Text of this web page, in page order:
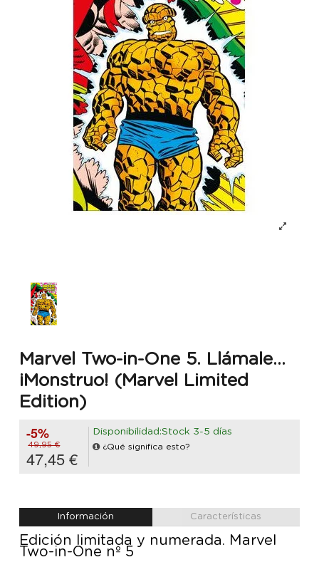
Marvel Two-in-One 5. Llámale...
¡Monstruo! (Marvel Limited
Edition)
-5%
49,95 €
47,45 €
Disponibilidad:Stock 3-5 días
¿Qué significa esto?
Información Características
Edición limitada y numerada. Marvel
Two-in-One nº 5